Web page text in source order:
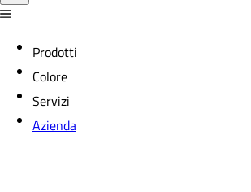
Prodotti
Colore
Servizi
Azienda